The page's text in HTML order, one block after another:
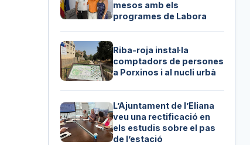
mesos amb els
programes de Labora
Riba-roja instal·la
comptadors de persones
a Porxinos i al nucli urbà
L’Ajuntament de l’Eliana
veu una rectificació en
els estudis sobre el pas
de l’estació